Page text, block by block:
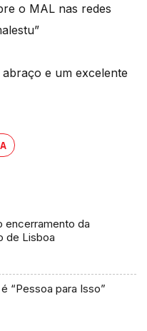
o MAL nas redes
e um excelente
encerramento da
de Lisboa
“Pessoa para Isso”